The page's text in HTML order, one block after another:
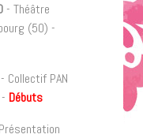
- Théâtre
(50) -
- Collectif PAN
Débuts